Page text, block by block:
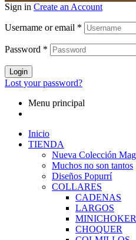
Sign in Create an Account
Username or email *
Password *
Login
Lost your password?
Menu principal
Inicio
TIENDA
Nueva Colección
Muchos no son tantos
Diseños Popurrí
COLLARES
CADENAS
LARGOS
CHOQUER